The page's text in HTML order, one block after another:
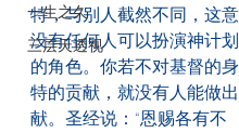
一生之久
三层天透视
特，与别人截然不同，这
没有任何人可以扮演神计
的角色。你若不对基督的
特的贡献，就没有人能做
献。圣经说：“恩赐各有不